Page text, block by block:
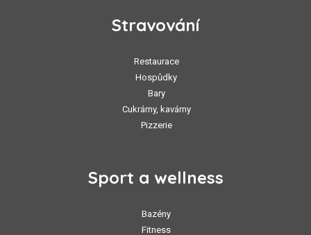
Stravování
Restaurace
Hospůdky
Bary
Cukrárny, kavárny
Pizzerie
Sport a wellness
Bazény
Fitness